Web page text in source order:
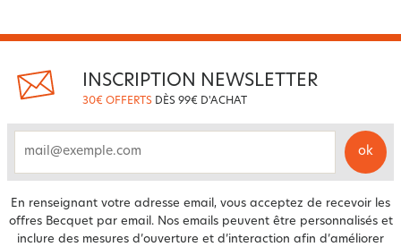
INSCRIPTION NEWSLETTER
30€ OFFERTS DÈS 99€ D'ACHAT
ok
En renseignant votre adresse email, vous acceptez de recevoir les
offres Becquet par email. Nos emails peuvent être personnalisés et
inclure des mesures d’ouverture et d’interaction afin d’améliorer